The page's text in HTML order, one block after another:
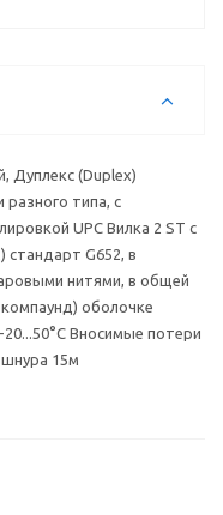
Дуплекс (Duplex)
типа, с
UPC Вилка 2 ST с
стандарт G652, в
нитями, в общей
оболочке
Вносимые потери
15м